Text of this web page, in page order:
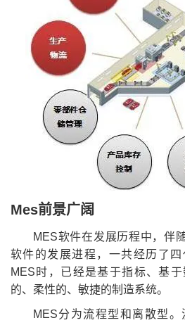
Mes前景广阔
MES软件在发展历程中，伴
软件的发展进程，一共经历了
MES时，已经是基于指标、基
的、柔性的、敏捷的制造系统。
MES分为流程型和离散型